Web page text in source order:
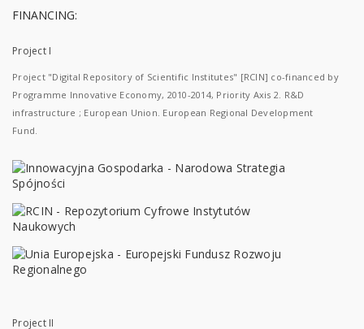
FINANCING:
Project I
Project "Digital Repository of Scientific Institutes" [RCIN] co-financed by
Programme Innovative Economy, 2010-2014, Priority Axis 2. R&D
infrastructure ; European Union. European Regional Development
Fund.
Project II